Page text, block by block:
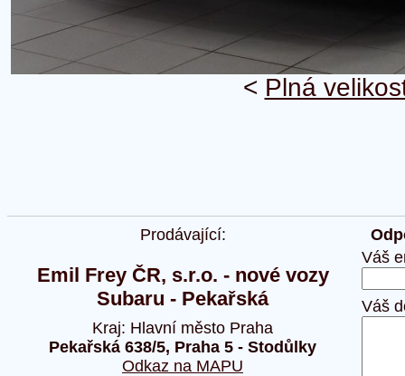
< Plná
Prodávající:
Emil Frey ČR, s.r.o. - nové vozy
Subaru - Pekařská
Kraj: Hlavní město Praha
Pekařská 638/5, Praha 5 - Stodůlky
Odkaz na MAPU
Váš
Váš